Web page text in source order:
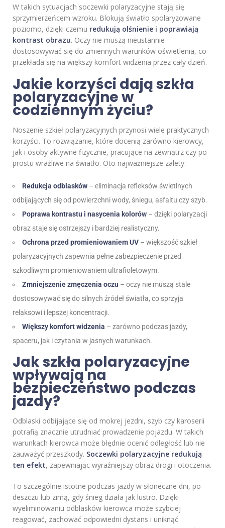
W takich sytuacjach soczewki polaryzacyjne stają się
sprzymierzeńcem wzroku. Blokują światło spolaryzowane
poziomo, dzięki czemu redukują olśnienie i poprawiają
kontrast obrazu. Oczy nie muszą nieustannie
dostosowywać się do zmiennych warunków oświetlenia, co
przekłada się na większy komfort widzenia przez cały dzień.
Jakie korzyści dają szkła
polaryzacyjne w
codziennym życiu?
Noszenie szkieł polaryzacyjnych przynosi wiele praktycznych
korzyści. To rozwiązanie, które docenią zarówno kierowcy,
jak i osoby aktywne fizycznie, pracujące na zewnątrz czy po
prostu wrażliwe na światło. Oto najważniejsze zalety:
Redukcja odblasków – eliminacja refleksów świetlnych
odbijających się od powierzchni wody, śniegu, asfaltu czy szyb.
Poprawa kontrastu i nasycenia kolorów – dzięki polaryzacji
obraz staje się ostrzejszy i bardziej realistyczny.
Ochrona przed promieniowaniem UV – większość szkieł
polaryzacyjnych zapewnia pełne zabezpieczenie przed
szkodliwym promieniowaniem ultrafioletowym.
Zmniejszenie zmęczenia oczu – oczy nie muszą stale
dostosowywać się do silnych źródeł światła, co sprzyja
relaksowi i lepszej koncentracji.
Większy komfort widzenia – zarówno podczas jazdy,
spaceru, jak i czytania w jasnych warunkach.
Jak szkła polaryzacyjne
wpływają na
bezpieczeństwo podczas
jazdy?
Odblaski odbijające się od mokrej jezdni, szyb czy karoserii
potrafią znacznie utrudniać prowadzenie pojazdu. W takich
warunkach kierowca może błędnie ocenić odległość lub nie
zauważyć przeszkody. Soczewki polaryzacyjne redukują
ten efekt, zapewniając wyraźniejszy obraz drogi i otoczenia.
To szczególnie istotne podczas jazdy w słoneczne dni, po
deszczu lub zimą, gdy śnieg działa jak lustro. Dzięki
wyeliminowaniu odblasków kierowca może szybciej
reagować, zachować odpowiedni dystans i uniknąć